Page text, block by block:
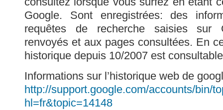
Google. Sont enregistrées: des
requêtes de recherche saisies sur
renvoyés et aux pages consultées. En
historique depuis 10/2007 est
Informations sur l’historique web de
http://support.google.com/accounts/bin/
hl=fr&topic=14148